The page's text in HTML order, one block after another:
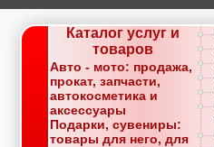
Каталог услуг и
товаров
Авто - мото: продажа,
прокат, запчасти,
автокосметика и
аксессуары
Подарки, сувениры:
товары для него, для